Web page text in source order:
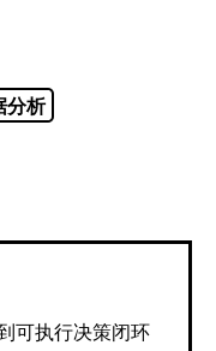
分析
可执行决策闭环